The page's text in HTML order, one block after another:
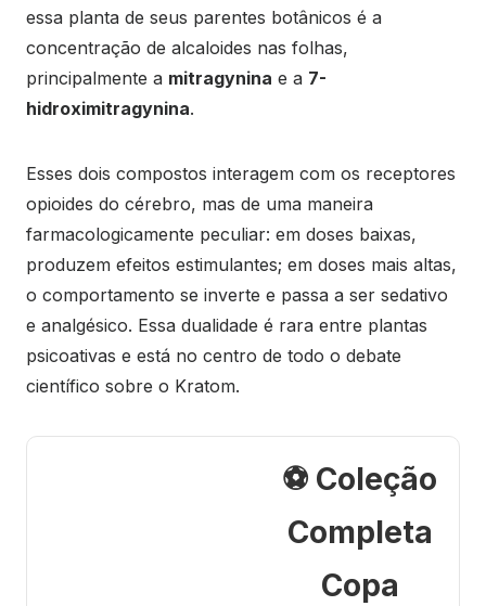
essa planta de seus parentes botânicos é a
concentração de alcaloides nas folhas,
principalmente a mitragynina e a 7-
hidroximitragynina.
Esses dois compostos interagem com os receptores
opioides do cérebro, mas de uma maneira
farmacologicamente peculiar: em doses baixas,
produzem efeitos estimulantes; em doses mais altas,
o comportamento se inverte e passa a ser sedativo
e analgésico. Essa dualidade é rara entre plantas
psicoativas e está no centro de todo o debate
científico sobre o Kratom.
⚽ Coleção
Completa
Copa